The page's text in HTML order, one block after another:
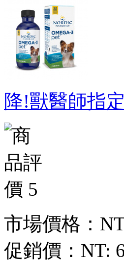
降!獸醫師指
市場價格：
促銷價： NT: